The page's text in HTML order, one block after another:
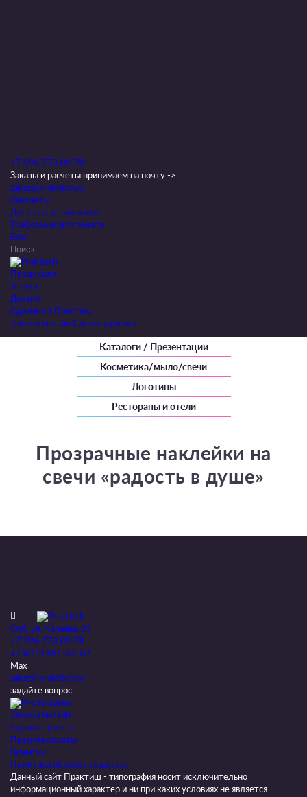
+7 996 773 09 78
Заказы и расчеты принимаем на почту ->
zakaz@praktisch.ru
Контакты
Доставка и самовывоз
Требования для печати
Блог
Продукция
Услуги
Дизайн
Cделано в Практиш
Закажи онлайн Сделать расчёт
Каталоги / Презентации
Косметика/мыло/свечи
Логотипы
Рестораны и отели
Прозрачные наклейки на
свечи «радость в душе»
Спб, ул. Чапаева, 25
+7 996 773 09 78
+7 (812) 981-52-07
Max
zakaz@praktisch.ru
задайте вопрос
Закажи онлайн
Cделать расчёт
Правила оплаты
Гарантии
Политика обработки данных
Данный сайт Практиш - типография носит исключительно
информационный характер и ни при каких условиях не является